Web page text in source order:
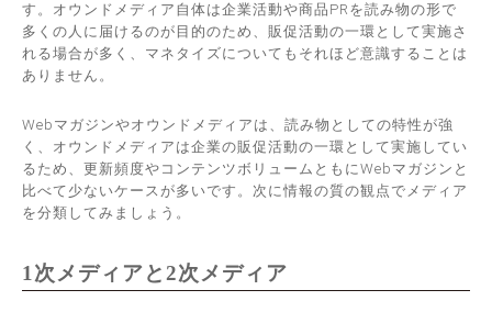
す。オウンドメディア自体は企業活動や商品PRを読み物の形で
多くの人に届けるのが目的のため、販促活動の一環として実施さ
れる場合が多く、マネタイズについてもそれほど意識することは
ありません。
Webマガジンやオウンドメディアは、読み物としての特性が強
く、オウンドメディアは企業の販促活動の一環として実施してい
るため、更新頻度やコンテンツボリュームともにWebマガジンと
比べて少ないケースが多いです。次に情報の質の観点でメディア
を分類してみましょう。
1次メディアと2次メディア